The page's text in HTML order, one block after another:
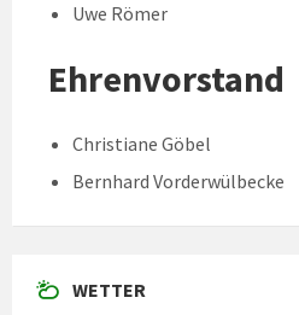
Uwe Römer
Ehrenvorstand
Christiane Göbel
Bernhard Vorderwülbecke
WETTER